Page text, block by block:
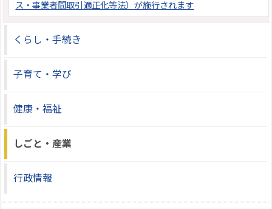
ス・事業者間取引適正化等法）が施行されます
くらし・手続き
子育て・学び
健康・福祉
しごと・産業
行政情報